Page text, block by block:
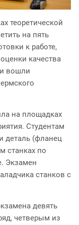
теоретической
на пять
к работе,
качества
вошли
на площадках
Студентам
деталь (фланец
станках по
Экзамен
станков с
девять
четверым из